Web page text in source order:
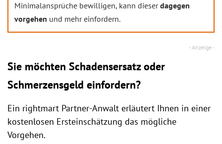
Minimalansprüche bewilligen, kann dieserdagegen
vorgehen und mehr einfordern.
Sie möchten Schadensersatz oder
Schmerzensgeld einfordern?
Ein rightmart Partner-Anwalt erläutert Ihnen in einer
kostenlosen Ersteinschätzung das mögliche
Vorgehen.